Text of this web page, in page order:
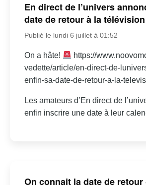
En direct de l’univers
date de retour à la télévision
Publié le lundi 6 juillet à 01:52
On a hâte!
https://
vedette/article/en-direct-de-
enfin-sa-date-de-retour-a-la-
Les amateurs d’En direct de
enfin inscrire une date à leur
On connait la date de retour